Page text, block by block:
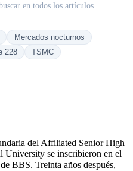
en todos los artículos
Mercados nocturnos
228
TSMC
del Affiliated Senior High
se inscribieron en el
BBS. Treinta años después,